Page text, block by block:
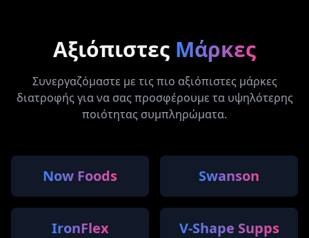
Αξιόπιστες Μάρκες
Συνεργαζόμαστε με τις πιο αξιόπιστες μάρκες
διατροφής για να σας προσφέρουμε τα υψηλότερης
ποιότητας συμπληρώματα.
Now Foods Swanson
IronFlex V-Shape Supps